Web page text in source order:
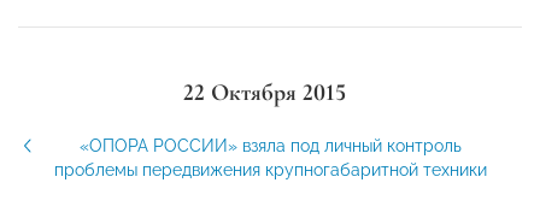
22 Октября 2015
«ОПОРА РОССИИ» взяла под личный контроль
проблемы передвижения крупногабаритной техники